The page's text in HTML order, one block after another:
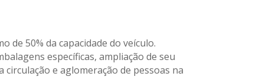
50% da capacidade do veículo.
específicas, ampliação de seu
e aglomeração de pessoas na